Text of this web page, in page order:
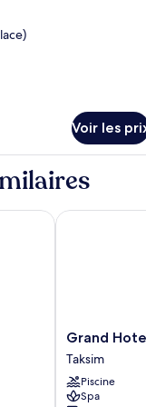
Voir les
Grand
Hotel
De
Pera
Taksim
Grand
Taksim
Piscine
Spa
Grand Hotel